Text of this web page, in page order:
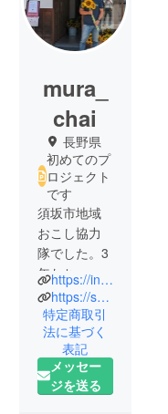
mura_
chai
長野県
初めてのプ
ロジェクト
です
須坂市地域
おこし協力
隊でした。3
年たち、今
も須坂市に
て仕事をし
ています。
地域おこし
協力隊の前
職は鉄鋼業
https://instagram.com/yno_432?igshid=NGVhN2U2NjQ0Yg==
https://suzaka-kyougikai.com/
特定商取引
法に基づく
表記
メッセー
ジを送る